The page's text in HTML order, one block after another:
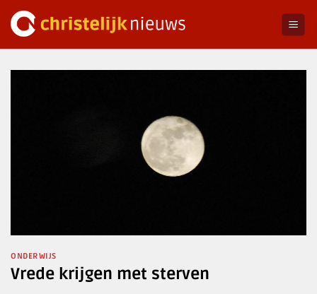
naar
ONDERWIJS
Vrede krijgen met sterven